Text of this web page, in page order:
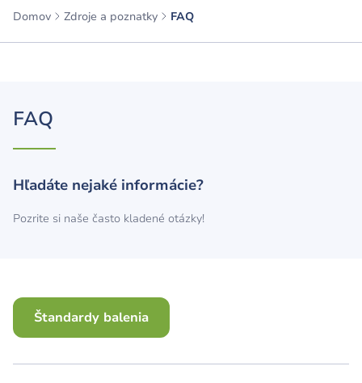
Domov Zdroje a poznatky FAQ
FAQ
Hľadáte nejaké informácie?
Pozrite si naše často kladené otázky!
Štandardy balenia